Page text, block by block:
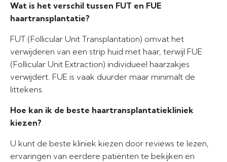
Wat is het verschil tussen FUT en FUE
haartransplantatie?
FUT (Follicular Unit Transplantation) omvat het
verwijderen van een strip huid met haar, terwijl FUE
(Follicular Unit Extraction) individueel haarzakjes
verwijdert. FUE is vaak duurder maar minimalt de
littekens.
Hoe kan ik de beste haartransplantatiekliniek
kiezen?
U kunt de beste kliniek kiezen door reviews te lezen,
ervaringen van eerdere patiënten te bekijken en